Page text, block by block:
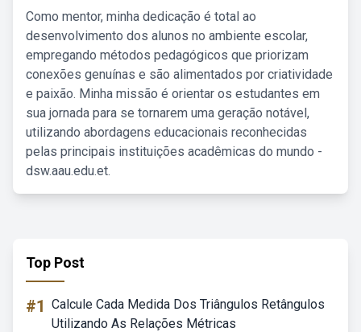
Como mentor, minha dedicação é total ao
desenvolvimento dos alunos no ambiente escolar,
empregando métodos pedagógicos que priorizam
conexões genuínas e são alimentados por criatividade
e paixão. Minha missão é orientar os estudantes em
sua jornada para se tornarem uma geração notável,
utilizando abordagens educacionais reconhecidas
pelas principais instituições acadêmicas do mundo -
dsw.aau.edu.et.
Top Post
#1 Calcule Cada Medida Dos Triângulos Retângulos
Utilizando As Relações Métricas